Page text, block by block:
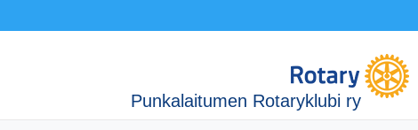
Punkalaitumen Rotaryklubi ry